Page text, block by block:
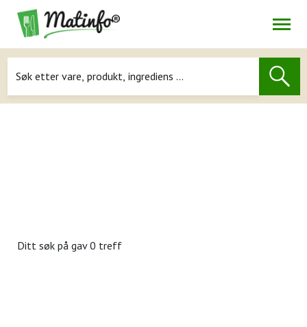
Navigasjon
Ditt søk på gav 0 treff